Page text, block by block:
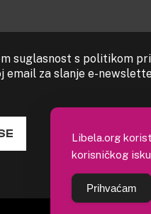
suglasnost s politikom
email za slanje e-
Libela.org
korisničkog
Prihvaćam